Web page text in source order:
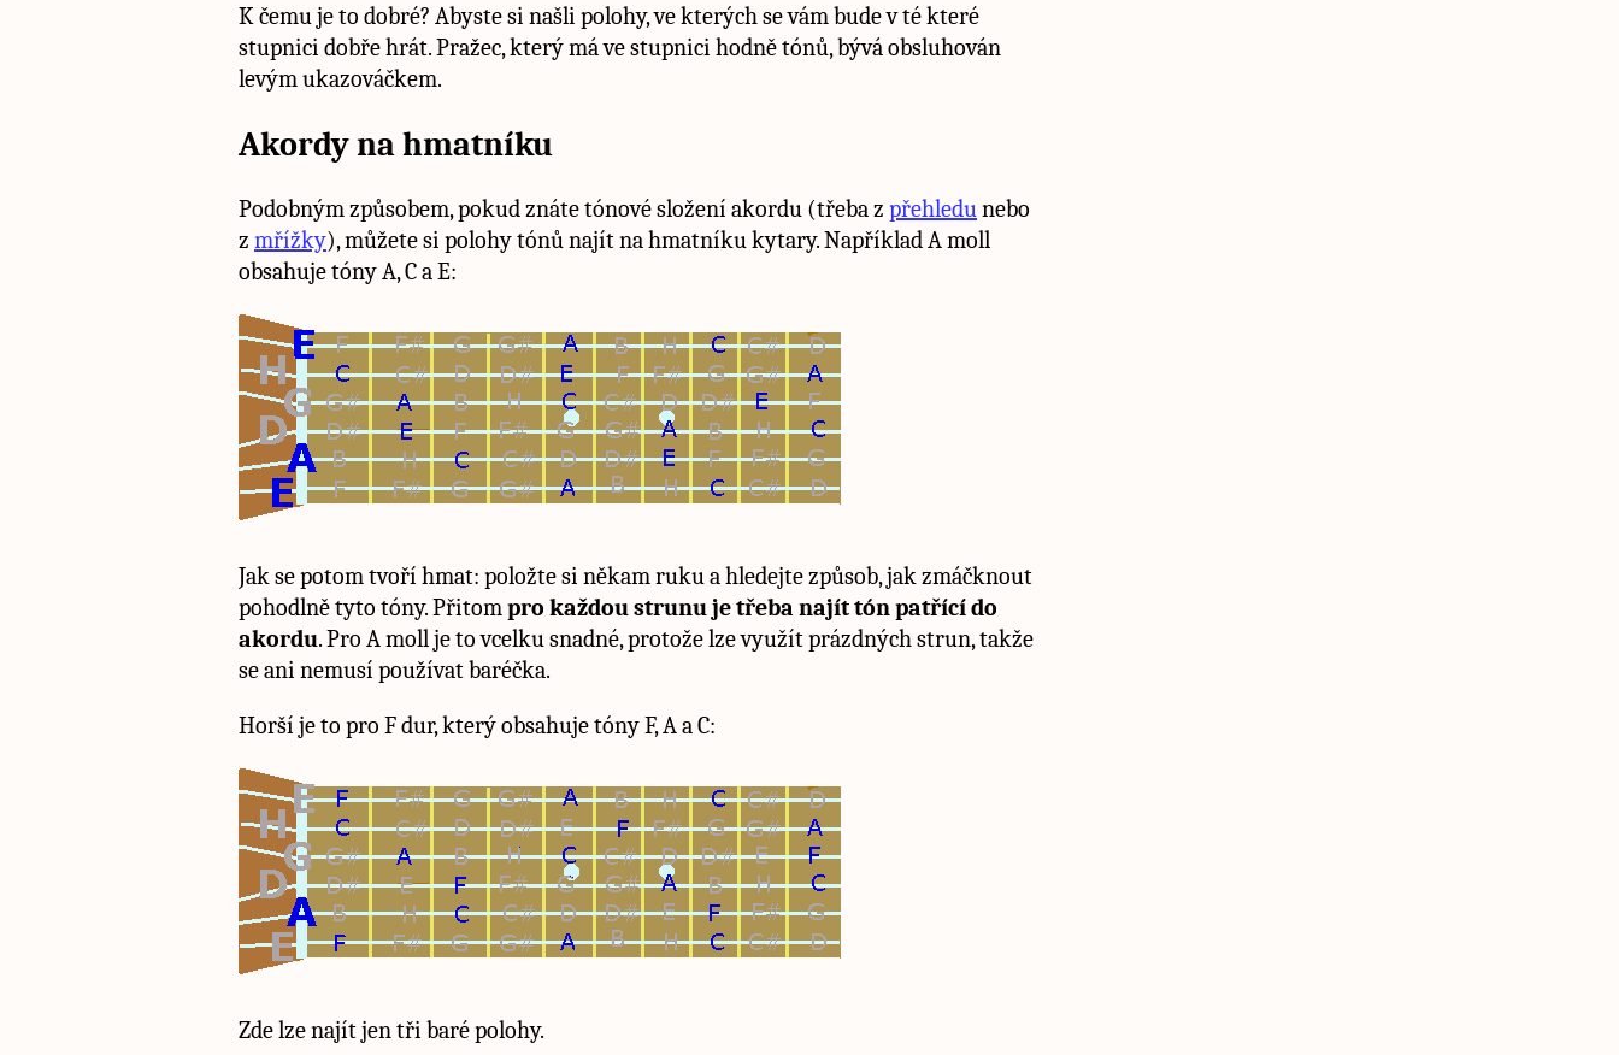
K čemu je to dobré? Abyste si našli polohy, ve kterých se vám bude v té které
stupnici dobře hrát. Pražec, který má ve stupnici hodně tónů, bývá obsluhován
levým ukazováčkem.
Akordy na hmatníku
Podobným způsobem, pokud znáte tónové složení akordu (třeba z přehledunebo
z mřížky), můžete si polohy tónů najít na hmatníku kytary. Například A moll
obsahuje tóny A, C a E:
Jak se potom tvoří hmat: položte si někam ruku a hledejte způsob, jak zmáčknout
pohodlně tyto tóny. Přitompro každou strunu je třeba najít tón patřící do
akordu. Pro A moll je to vcelku snadné, protože lze využít prázdných strun, takže
se ani nemusí používat baréčka.
Horší je to pro F dur, který obsahuje tóny F, A a C:
Zde lze najít jen tři baré polohy.